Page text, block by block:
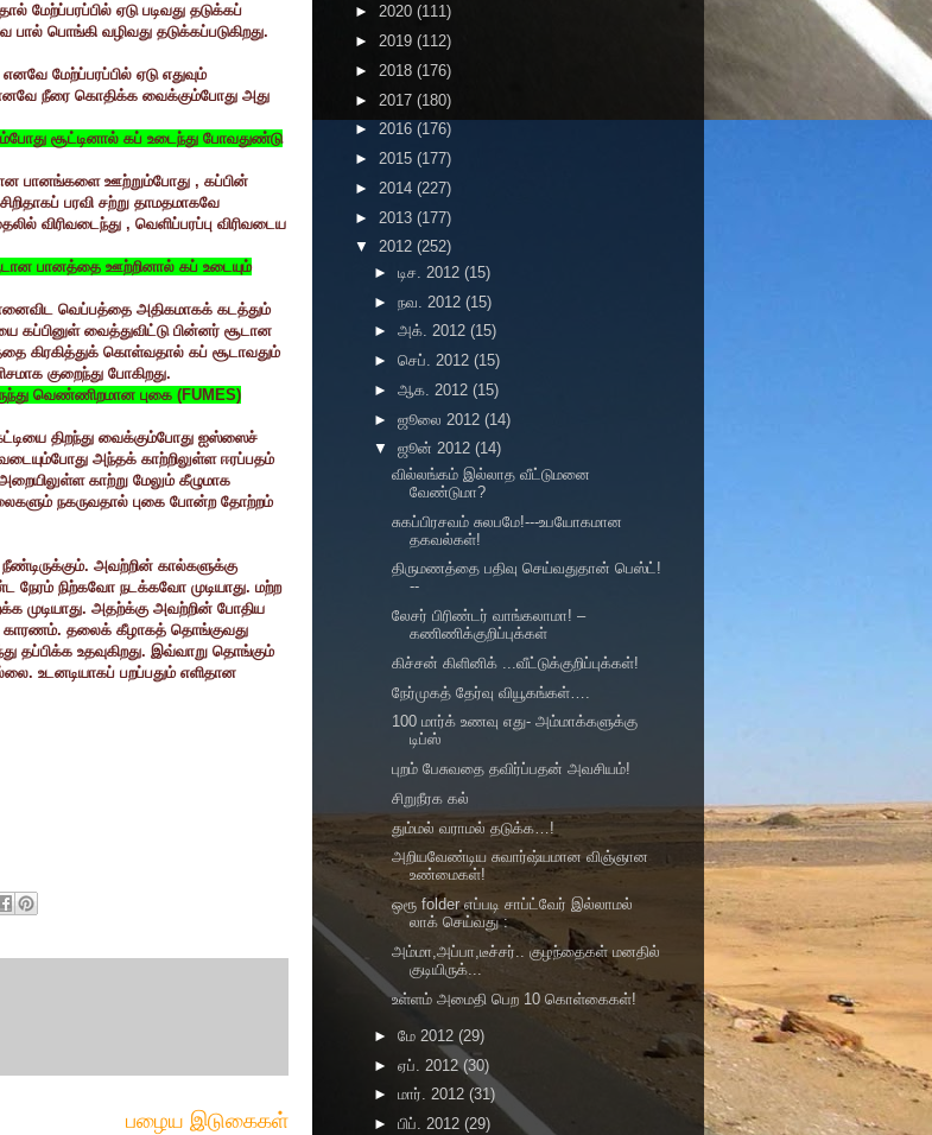
மேற்ப்பரப்பில் ஏடு படிவது தடுக்கப்
பால் பொங்கி வழிவது தடுக்கப்படுகிறது.
மேற்ப்பரப்பில் ஏடு எதுவும்
எனவே நீரை கொதிக்க வைக்கும்போது அது
சூட்டினால் கப் உடைந்து போவதுண்டு
பானங்களை ஊற்றும்போது , கப்பின்
பரவி சற்று தாமதமாகவே
விரிவடைந்து , வெளிப்பரப்பு விரிவடைய
பானத்தை ஊற்றினால் கப் உடையும்
வெப்பத்தை அதிகமாகக் கடத்தும்
வைத்துவிட்டு பின்னர் சூடான
கிரகித்துக் கொள்வதால் கப் சூடாவதும்
குறைந்து போகிறது.
வெண்ணிறமான புகை (FUMES)
திறந்து வைக்கும்போது ஐஸ்ஸைச்
அந்தக் காற்றிலுள்ள ஈரப்பதம்
காற்று மேலும் கீழுமாக
நகருவதால் புகை போன்ற தோற்றம்
அவற்றின் கால்களுக்கு
நிற்கவோ நடக்கவோ முடியாது. மற்ற
முடியாது. அதற்க்கு அவற்றின் போதிய
தலைக் கீழாகத் தொங்குவது
தப்பிக்க உதவுகிறது. இவ்வாறு தொங்கும்
உடனடியாகப் பறப்பதும் எளிதான
பழைய இடுகைகள்
► 2020 (111)
► 2019 (112)
► 2018 (176)
► 2017 (180)
► 2016 (176)
► 2015 (177)
► 2014 (227)
► 2013 (177)
▼ 2012 (252)
► டிச. 2012 (15)
► நவ. 2012 (15)
► அக். 2012 (15)
► செப். 2012 (15)
► ஆக. 2012 (15)
► ஜூலை 2012 (14)
▼ ஜூன் 2012 (14)
வில்லங்கம் இல்லாத வீட்டுமனை
வேண்டுமா?
சுகப்பிரசவம் சுலபமே!---உபயோகமான
தகவல்கள்!
திருமணத்தை பதிவு செய்வதுதான் பெஸ்ட்!
--
லேசர் பிரிண்டர் வாங்கலாமா! –
கணிணிக்குறிப்புக்கள்
கிச்சன் கிளினிக் ...வீட்டுக்குறிப்புக்கள்!
நேர்முகத் தேர்வு வியூகங்கள்….
100 மார்க் உணவு எது- அம்மாக்களுக்கு
டிப்ஸ்
புறம் பேசுவதை தவிர்ப்பதன் அவசியம்!
சிறுநீரக கல்
தும்மல் வராமல் தடுக்க…!
அறியவேண்டிய சுவார்ஷ்யமான விஞ்ஞான
உண்மைகள்!
ஒரூ folder எப்படி சாப்ட்வேர் இல்லாமல்
லாக் செய்வது :
அம்மா,அப்பா,டீச்சர்.. குழந்தைகள் மனதில்
குடியிருக்...
உள்ளம் அமைதி பெற 10 கொள்கைகள்!
► மே 2012 (29)
► ஏப். 2012 (30)
► மார். 2012 (31)
► பிப். 2012 (29)